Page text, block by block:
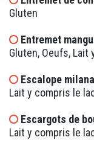
Gluten
Entremet
Gluten, Oeufs,
Escalope
Lait y compris le
Escargots de
Lait y compris le